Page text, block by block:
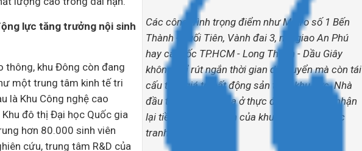
Các công trình trọng điểm như Metro số 1 Bến
Thành - Suối Tiên, Vành đai 3, nút giao An Phú
hay cao tốc TP.HCM - Long Thành - Dầu Giây
không chỉ rút ngắn thời gian di chuyển mà còn tái
cấu trúc giá trị bất động sản toàn khu vực. Nhà
đầu tư và người mua ở thực đều đang nhìn nhận
lại tiềm năng dài hạn của khu Đông trong bức
tranh đô thị mới.
lực tăng trưởng nội sinh
thông, khu Đông còn đang
một trung tâm kinh tế tri
là Khu Công nghệ cao
Khu đô thị Đại học Quốc gia
hơn 80.000 sinh viên
cứu, trung tâm R&D của